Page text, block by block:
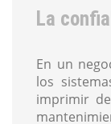
La
En un
los
imprimir